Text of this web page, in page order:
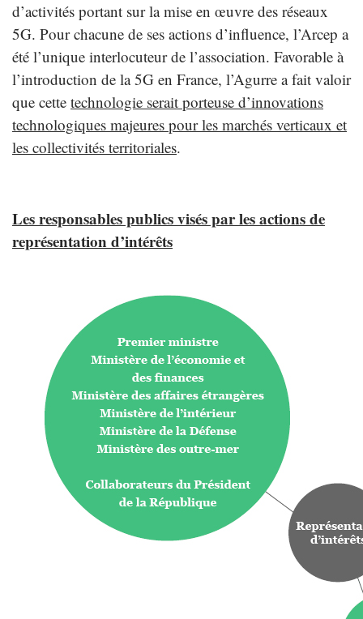
d’activités portant sur la mise en œuvre des réseaux
5G. Pour chacune de ses actions d’influence, l’Arcep a
été l’unique interlocuteur de l’association. Favorable à
l’introduction de la 5G en France, l’Agurre a fait valoir
que cette technologie serait porteuse d’innovations
technologiques majeures pour les marchés verticaux et
les collectivités territoriales.
Les responsables publics visés par les actions de
représentation d’intérêts